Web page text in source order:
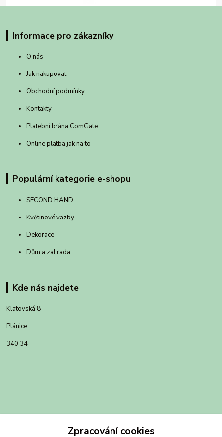
Informace pro zákazníky
O nás
Jak nakupovat
Obchodní podmínky
Kontakty
Platební brána ComGate
Online platba jak na to
Populární kategorie e-shopu
SECOND HAND
Květinové vazby
Dekorace
Dům a zahrada
Kde nás najdete
Klatovská 8
Plánice
340 34
Zpracování cookies